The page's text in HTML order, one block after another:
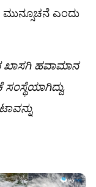
ಎಂದು
ಖಾಸಗಿ ಹವಾಮಾನ